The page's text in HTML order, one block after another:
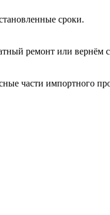
сроки.
ремонт или вернём
части импортного